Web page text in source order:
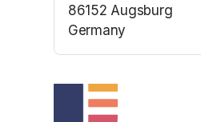
86152 Augsburg
Germany
(opens in a new tab)